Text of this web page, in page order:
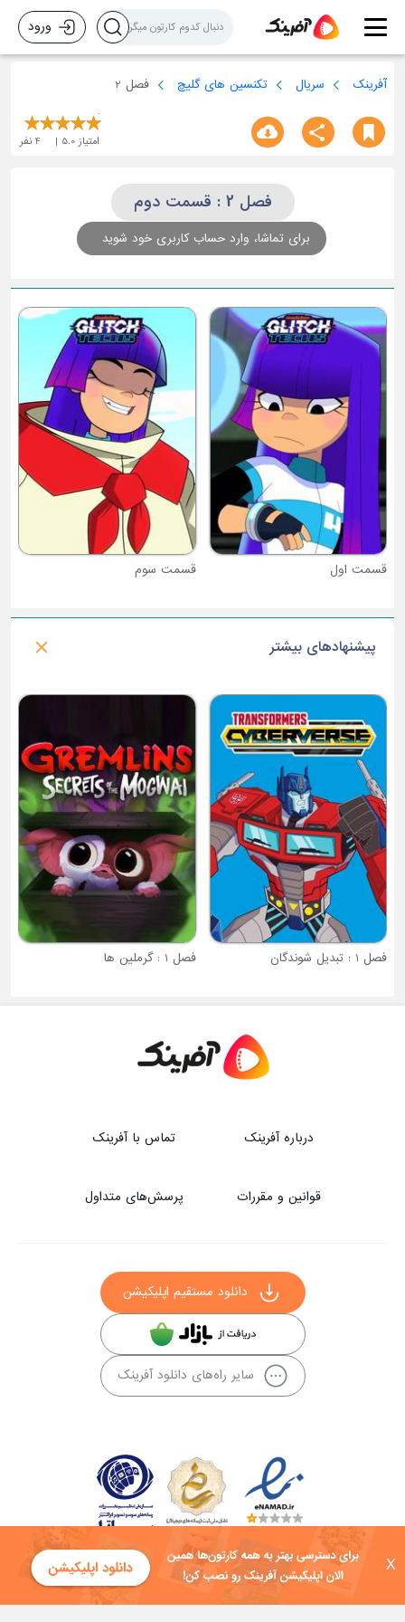
X
ورود
آفرینک سریال تکنسین های گلیچ فصل 2
امتیاز 5.0
4 نفر
فصل 2 : قسمت دوم
برای تماشا، وارد حساب کاربری خود شوید
قسمت چهارم
پیشنهادهای بیشتر
فصل 1 : گرملین ها
درباره آفرینک تماس با آفرینک
قوانین و مقررات پرسش‌های متداول
دانلود مستقیم اپلیکیشن
سایر راه‌های دانلود آفرینک
کلیه حقوق این سایت به شرکت توسعه فناوی هفت آسمان توکان تعلق دارد و